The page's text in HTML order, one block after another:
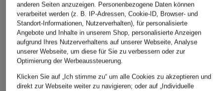
ARC'TERYX
+Aktionsrabatt +Aktionsrabatt
anderen Seiten anzuzeigen. Personenbezogene Daten können
verarbeitet werden (z. B. IP-Adressen, Cookie-ID, Browser- und
Standort-Informationen, Nutzerverhalten), für personalisierte
Angebote und Inhalte in unserem Shop, personalisierte Anzeigen
aufgrund Ihres Nutzerverhaltens auf unserer Webseite, Analyse
unserer Webseite, um diese für Sie zu verbessern oder zur
Optimierung der Werbeaussteuerung.
Klicken Sie auf „Ich stimme zu“ um alle Cookies zu akzeptieren und
direkt zur Webseite weiter zu navigieren; oder auf „Individuelle